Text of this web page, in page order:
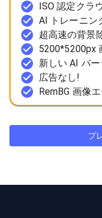
ISO 認定クラ
AI トレーニン
超高速の背景
5200*5200px
新しい AI バ
広告なし!
RemBG 画像
プ